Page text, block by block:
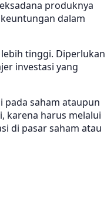
produknya
dalam
tinggi. Diperlukan
investasi yang
pada saham ataupun
karena harus melalui
di pasar saham atau